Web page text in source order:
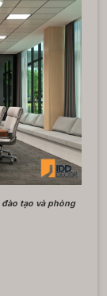
tạo và phòng